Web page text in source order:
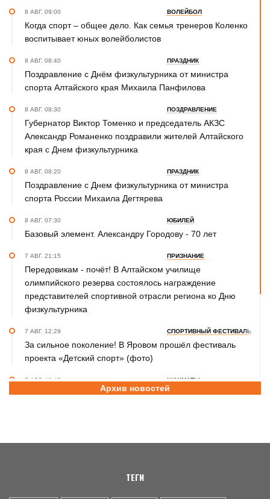
8 АВГ. 09:00 ВОЛЕЙБОЛ
Когда спорт – общее дело. Как семья тренеров Коленко
воспитывает юных волейболистов
8 АВГ. 08:40 ПРАЗДНИК
Поздравление с Днём физкультурника от министра
спорта Алтайского края Михаила Панфилова
8 АВГ. 08:30 ПОЗДРАВЛЕНИЕ
Губернатор Виктор Томенко и председатель АКЗС
Александр Романенко поздравили жителей Алтайского
края с Днем физкультурника
8 АВГ. 08:20 ПРАЗДНИК
Поздравление с Днем физкультурника от министра
спорта России Михаила Дегтярева
8 АВГ. 07:30 ЮБИЛЕЙ
Базовый элемент. Александру Городову - 70 лет
7 АВГ. 21:15 ПРИЗНАНИЕ
Передовикам - почёт! В Алтайском училище
олимпийского резерва состоялось награждение
представителей спортивной отрасли региона ко Дню
физкультурника
7 АВГ. 12:29 СПОРТИВНЫЙ ФЕСТИВАЛЬ
За сильное поколение! В Яровом прошёл фестиваль
проекта «Детский спорт» (фото)
7 АВГ. 10:45 ШАХМАТЫ
Партия длиною в жизнь: шахматный тренер Надежда
Никита Дёмин - победитель и серебряный, Анастасия
Архив новостей
ТЕГИ